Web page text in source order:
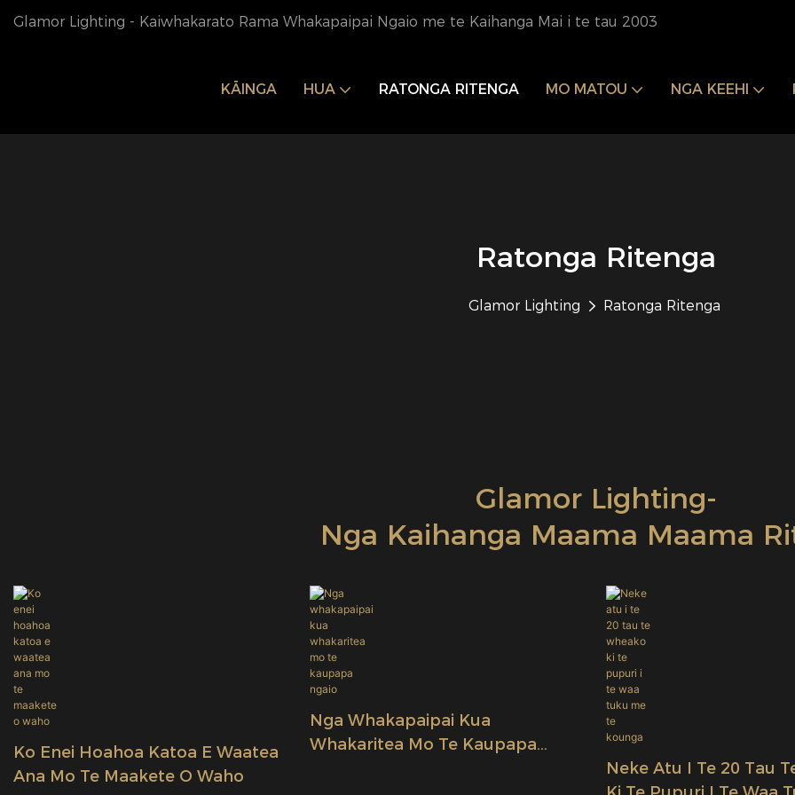
Glamor Lighting - Kaiwhakarato Rama Whakapaipai Ngaio me te Kaihanga Mai i te tau 2003
KĀINGA HUA RATONGA RITENGA MO MATOU NGA KEEHI
Ratonga Ritenga
Glamor Lighting Ratonga Ritenga
Glamor Lighting-
Nga Kaihanga Maama Maama
Ko Enei Hoahoa Katoa E Waatea
Ana Mo Te Maakete O Waho
Nga Whakapaipai Kua
Whakaritea Mo Te Kaupapa
Neke Atu I Te 20 Tau